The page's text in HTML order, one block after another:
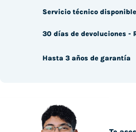
Servicio técnico disponible
30 días de devoluciones -
Hasta 3 años de garantía